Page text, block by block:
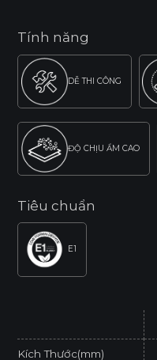
Tính năng
DỄ THI CÔNG
ĐỘ CHỊU ẨM CAO
Tiêu chuẩn
E1
Kích Thước(mm)